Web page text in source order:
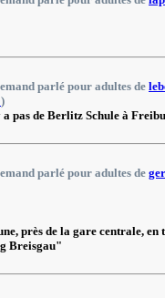
parlé pour adultes de
)
pas de Berlitz Schule à
parlé pour adultes de
près de la gare centrale,
Breisgau"